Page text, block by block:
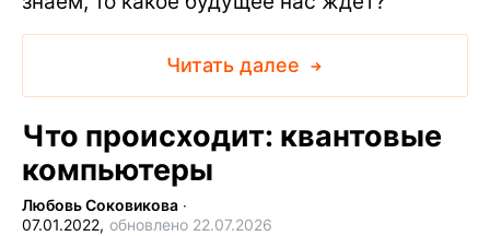
Читать далее
Что происходит: квантовые
компьютеры
Любовь Соковикова ∙
07.01.2022, обновлено 22.07.2026